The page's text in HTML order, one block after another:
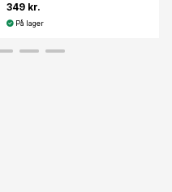
349 kr.
På lager